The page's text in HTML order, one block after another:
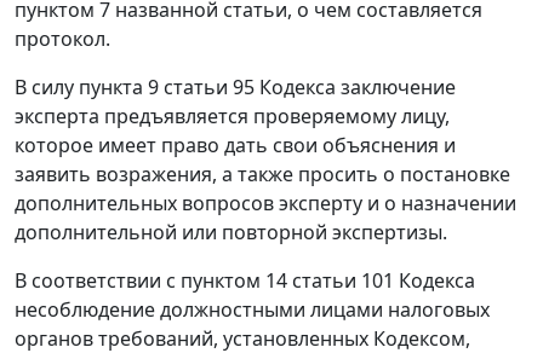
пунктом 7 названной статьи, о чем составляется
протокол.
В силу пункта 9 статьи 95 Кодекса заключение
эксперта предъявляется проверяемому лицу,
которое имеет право дать свои объяснения и
заявить возражения, а также просить о постановке
дополнительных вопросов эксперту и о назначении
дополнительной или повторной экспертизы.
В соответствии с пунктом 14 статьи 101 Кодекса
несоблюдение должностными лицами налоговых
органов требований, установленных Кодексом,